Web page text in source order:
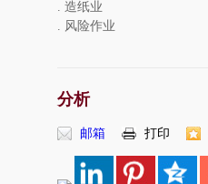
. 造纸业
. 风险作业
分析
邮箱 打印